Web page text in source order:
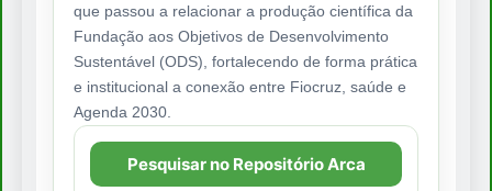
que passou a relacionar a produção científica da
Fundação aos Objetivos de Desenvolvimento
Sustentável (ODS), fortalecendo de forma prática
e institucional a conexão entre Fiocruz, saúde e
Agenda 2030.
Pesquisar no Repositório Arca